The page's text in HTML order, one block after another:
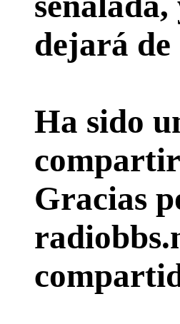
dejará de
Ha sido
compartir
Gracias